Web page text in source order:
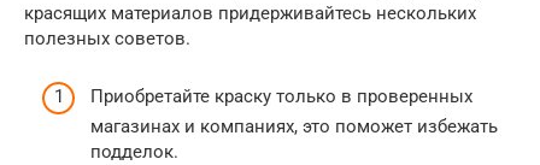
красящих материалов придерживайтесь нескольких
полезных советов.
Приобретайте краску только в проверенных
магазинах и компаниях, это поможет избежать
подделок.